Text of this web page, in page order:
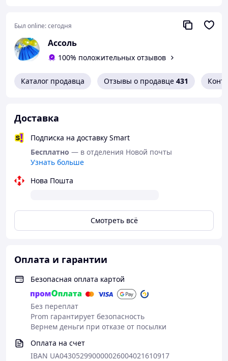
невесты, свадебные рушники,
бутоньерки для жениха- невесты,
букеты-дублеры, ленты для
свидетелей, костюмы на шампанское,
ползуны для конкурсов, сумочки для
невесты, украшения на авто, наборы
на венчание, пригласительные
сайте:https://assol-assol.prom.ua/
Был online:сегодня
Ассоль
100% положительных отзывов
Каталог продавца Отзывы о продавце 431
Доставка
Подписка на доставку Smart
Бесплатно — в отделения Новой почты
Узнать больше
Нова Пошта
Смотреть всё
Оплата и гарантии
Безопасная оплата картой
Без переплат
Prom гарантирует безопасность
Вернем деньги при отказе от посылки
Оплата на счет
IBAN UA043052990000026004021610917